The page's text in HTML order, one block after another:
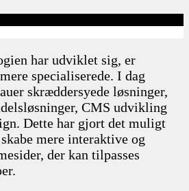
har udviklet sig, er
specialiserede. I dag
skræddersyede løsninger,
CMS udvikling
Dette har gjort det muligt
mere interaktive og
der kan tilpasses